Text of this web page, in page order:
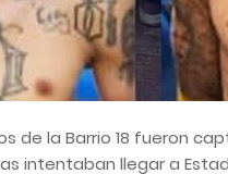
de la Barrio 18 fueron
intentaban llegar a